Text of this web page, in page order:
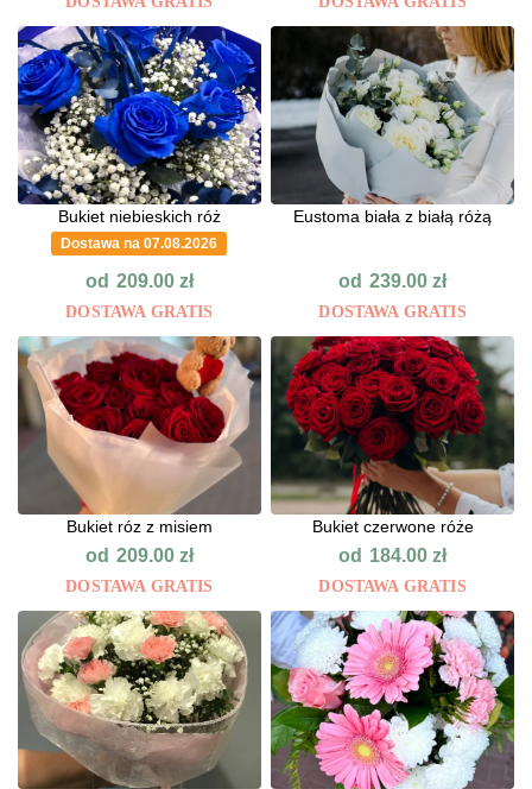
Bukiet niebieskich róż
Dostawa na 07.08.2026
od 209.00 zł
DOSTAWA GRATIS
Eustoma biała z białą różą
od 239.00zł
DOSTAWA GRATIS
Bukiet róz z misiem
od 209.00 zł
DOSTAWA GRATIS
Bukiet czerwone róże
od 184.00zł
DOSTAWA GRATIS